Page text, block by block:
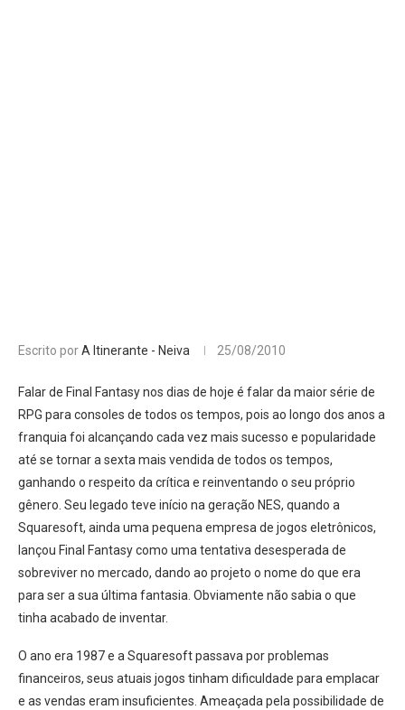
Escrito porA Itinerante - Neiva 25/08/2010
Falar de Final Fantasy nos dias de hoje é falar da maior série de
RPG para consoles de todos os tempos, pois ao longo dos anos a
franquia foi alcançando cada vez mais sucesso e popularidade
até se tornar a sexta mais vendida de todos os tempos,
ganhando o respeito da crítica e reinventando o seu próprio
gênero. Seu legado teve início na geração NES, quando a
Squaresoft, ainda uma pequena empresa de jogos eletrônicos,
lançou Final Fantasy como uma tentativa desesperada de
sobreviver no mercado, dando ao projeto o nome do que era
para ser a sua última fantasia. Obviamente não sabia o que
tinha acabado de inventar.
O ano era 1987 e a Squaresoft passava por problemas
financeiros, seus atuais jogos tinham dificuldade para emplacar
e as vendas eram insuficientes. Ameaçada pela possibilidade de